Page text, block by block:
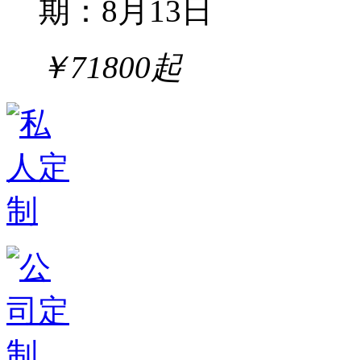
期：8月13日
￥71800起